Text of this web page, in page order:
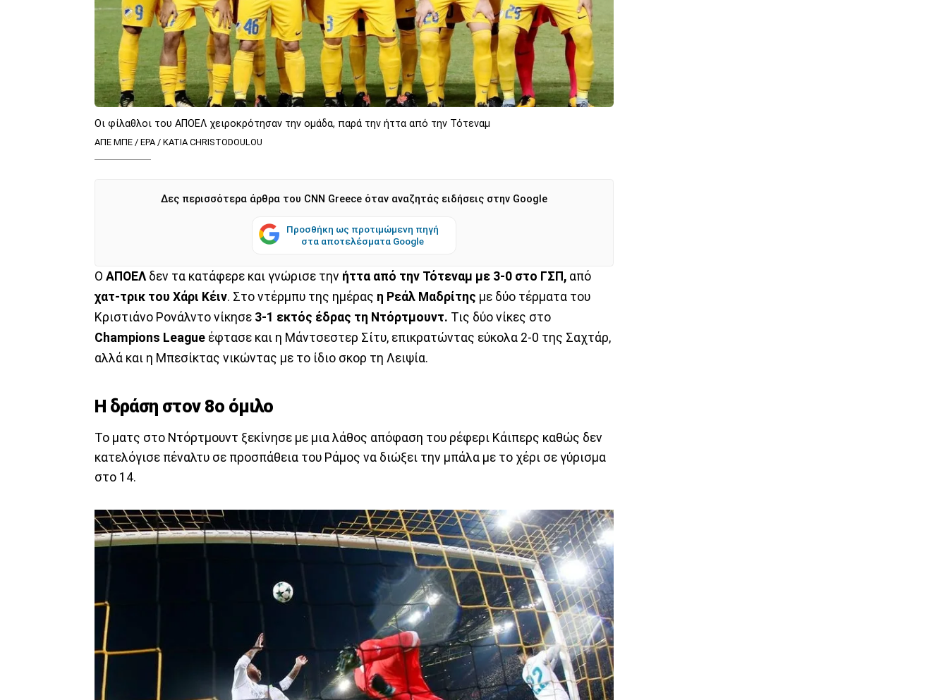
Οι φίλαθλοι του ΑΠΟΕΛ χειροκρότησαν την ομάδα, παρά την ήττα από την Τότεναμ
ΑΠΕ ΜΠΕ / EPA / KATIA CHRISTODOULOU
Δες περισσότερα άρθρα του CNN Greece όταν αναζητάς ειδήσεις στην Google
Προσθήκη ως προτιμώμενη πηγή
στα αποτελέσματα Google
Ο ΑΠΟΕΛ δεν τα κατάφερε και γνώρισε την ήττα από την Τότεναμ με 3-0 στο ΓΣΠ, από
χατ-τρικ του Χάρι Κέιν. Στο ντέρμπυ της ημέρας η Ρεάλ Μαδρίτης με δύο τέρματα του
Κριστιάνο Ρονάλντο νίκησε 3-1 εκτός έδρας τη Ντόρτμουντ. Τις δύο νίκες στο
Champions League έφτασε και η Μάντσεστερ Σίτυ, επικρατώντας εύκολα 2-0 της Σαχτάρ,
αλλά και η Μπεσίκτας νικώντας με το ίδιο σκορ τη Λειψία.
Η δράση στον 8ο όμιλο
Το ματς στο Ντόρτμουντ ξεκίνησε με μια λάθος απόφαση του ρέφερι Κάιπερς καθώς δεν
κατελόγισε πέναλτυ σε προσπάθεια του Ράμος να διώξει την μπάλα με το χέρι σε γύρισμα
στο 14.